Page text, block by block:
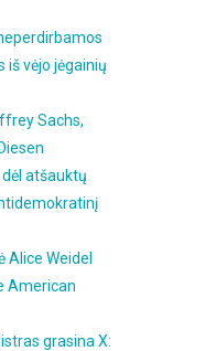
iš vėjo jėgainių
Sachs,
atšauktų
Alice Weidel
American
grasina X: